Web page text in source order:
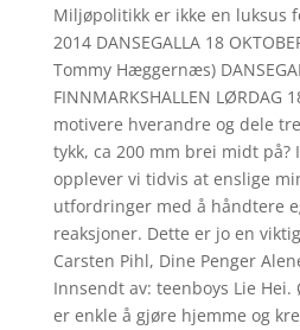
Miljøpolitikk er ikke en luksus
2014 DANSEGALLA 18
Tommy Hæggernæs)
FINNMARKSHALLEN LØRDAG
motivere hverandre og dele
tykk, ca 200 mm brei midt på?
opplever vi tidvis at enslige
utfordringer med å håndtere
reaksjoner. Dette er jo en
Carsten Pihl, Dine Penger
Innsendt av: teenboys Lie
er enkle å gjøre hjemme og